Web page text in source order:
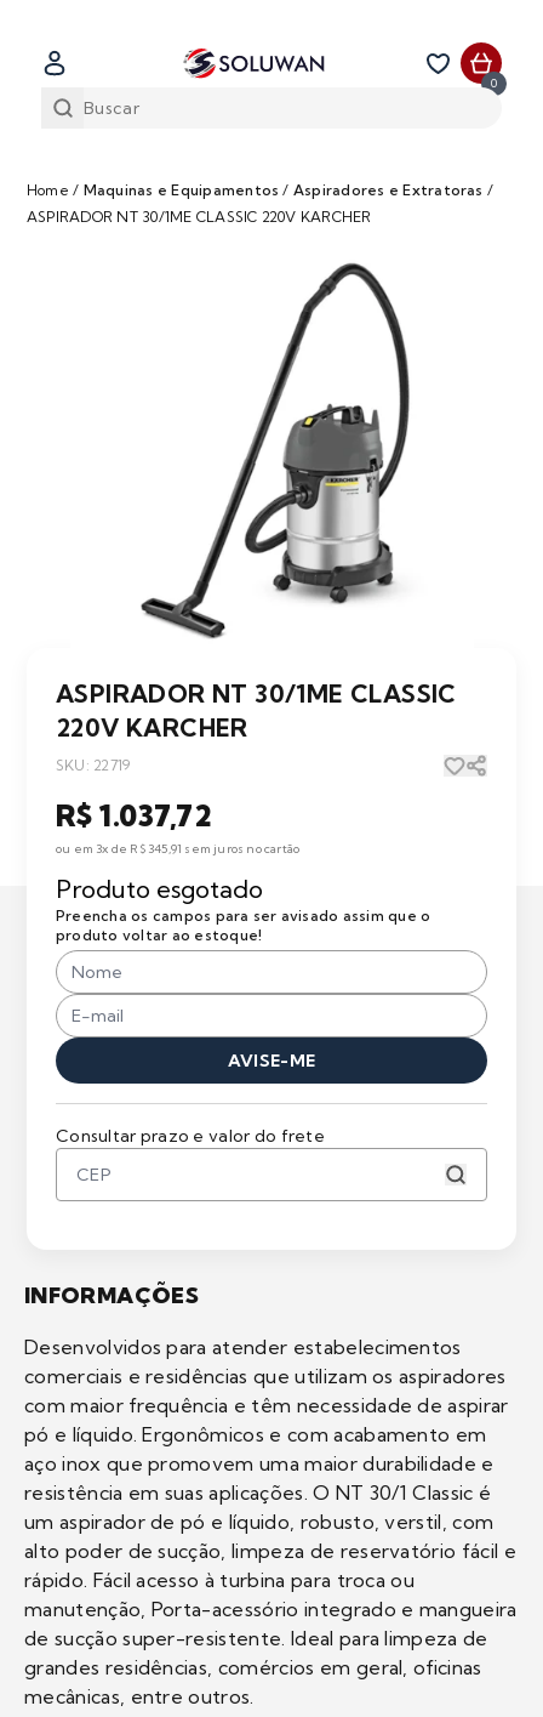
0
Home / Maquinas e Equipamentos / Aspiradores e Extratoras /
ASPIRADOR NT 30/1ME CLASSIC 220V KARCHER
ASPIRADOR NT 30/1ME CLASSIC
220V KARCHER
SKU: 22719
R$ 1.037,72
ou em 3x de R$ 345,91 sem juros no cartão
Produto esgotado
Preencha os campos para ser avisado assim que o
produto voltar ao estoque!
AVISE-ME
Consultar prazo e valor do frete
INFORMAÇÕES
Desenvolvidos para atender estabelecimentos
comerciais e residências que utilizam os aspiradores
com maior frequência e têm necessidade de aspirar
pó e líquido. Ergonômicos e com acabamento em
aço inox que promovem uma maior durabilidade e
resistência em suas aplicações. O NT 30/1 Classic é
um aspirador de pó e líquido, robusto, verstil, com
alto poder de sucção, limpeza de reservatório fácil e
rápido. Fácil acesso à turbina para troca ou
manutenção, Porta-acessório integrado e mangueira
de sucção super-resistente. Ideal para limpeza de
grandes residências, comércios em geral, oficinas
mecânicas, entre outros.